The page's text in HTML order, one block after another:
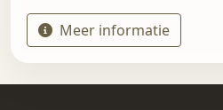
Meer informatie